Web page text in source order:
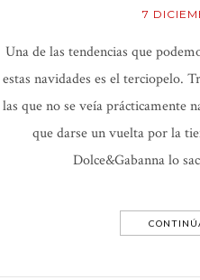
7
Una de las tendencias que
estas navidades es el terciopelo.
las que no se veía prácticamente
que darse un vuelta por la
Dolce&Gabanna lo